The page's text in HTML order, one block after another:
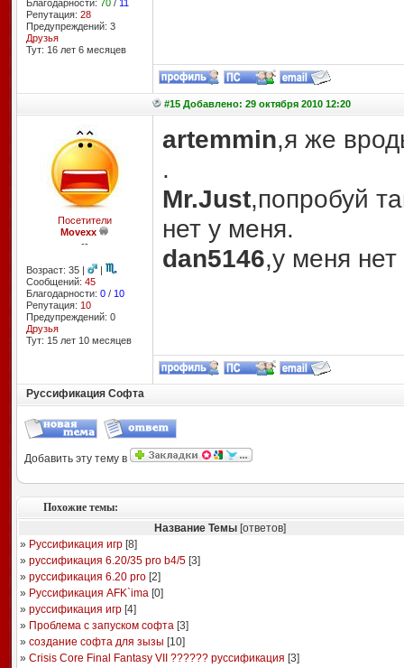
Благодарности: 70/ 11
Репутация: 28
Предупреждений: 3
Друзья
Тут: 16 лет 6 месяцев
#15 Добавлено: 29 октября 2010 12:20
Посетители
Movexx
--
Возраст: 35 |
|
Сообщений: 45
Благодарности: 0/ 10
Репутация: 10
Предупреждений: 0
Друзья
Тут: 15 лет 10 месяцев
artemmin,я же
.
Mr.Just,попробуй
нет у меня.
dan5146,у меня
Руссификация Софта
Добавить эту тему в
Похожие темы:
Название Темы [ответов]
» Руссификация игр[8]
» руссификация 6.20/35 pro b4/5[3]
» руссификация 6.20 pro[2]
» Руссификация AFK`ima[0]
» руссификация игр[4]
» Проблема с запуском софта[3]
» создание софта для зызы [10]
» Crisis Core Final Fantasy VII ?????? руссификация [3]